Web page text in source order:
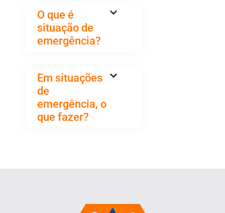
O que é
situação de
emergência?
Em situações
de
emergência, o
que fazer?